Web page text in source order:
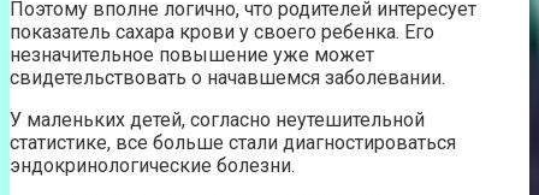
Поэтому вполне логично, что родителей интересует
показатель сахара крови у своего ребенка. Его
незначительное повышение уже может
свидетельствовать о начавшемся заболевании.
У маленьких детей, согласно неутешительной
статистике, все больше стали диагностироваться
эндокринологические болезни.